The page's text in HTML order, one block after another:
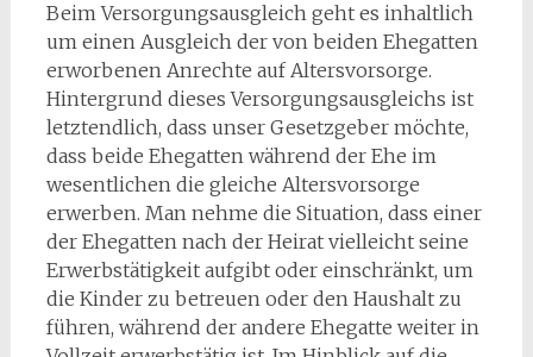
Beim Versorgungsausgleich geht es inhaltlich
um einen Ausgleich der von beiden Ehegatten
erworbenen Anrechte auf Altersvorsorge.
Hintergrund dieses Versorgungsausgleichs ist
letztendlich, dass unser Gesetzgeber möchte,
dass beide Ehegatten während der Ehe im
wesentlichen die gleiche Altersvorsorge
erwerben. Man nehme die Situation, dass einer
der Ehegatten nach der Heirat vielleicht seine
Erwerbstätigkeit aufgibt oder einschränkt, um
die Kinder zu betreuen oder den Haushalt zu
führen, während der andere Ehegatte weiter in